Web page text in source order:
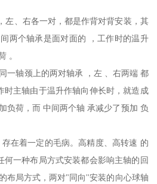
左、右各一对，都是作背对背安装，其
两个轴承是面对面的 ，工作时的温升
。
一轴颈上的两对轴承 ，左 、右两端 都
时主轴由于温升作轴向伸长时，就造成
负荷，而 中间两个轴 承减少了预加 负
在着一定的毛病。高精度、高转速 的
何一种布局方式安装都会影响主轴的回
布局方式，两对"同向''安装的向心球轴